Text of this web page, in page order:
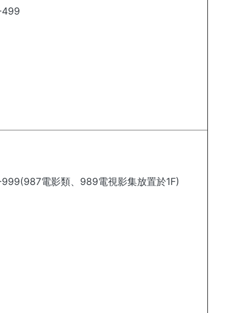
499
電影類、989電視影集放置於1F)